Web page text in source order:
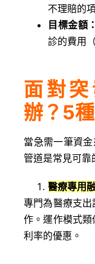
不理賠的
目標金額：
診的費用
面對
辦？5
當急需一筆資
管道是常見可靠
醫療專用
專門為醫療支
作。運作模式
利率的優惠。